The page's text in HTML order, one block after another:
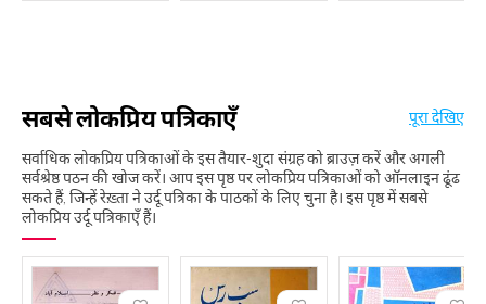
सबसे लोकप्रिय पत्रिकाएँ
सर्वाधिक लोकप्रिय पत्रिकाओं के इस तैयार-शुदा संग्रह को ब्राउज़ करें और अगली
सर्वश्रेष्ठ पठन की खोज करें। आप इस पृष्ठ पर लोकप्रिय पत्रिकाओं को ऑनलाइन ढूंढ
सकते हैं, जिन्हें रेख़्ता ने उर्दू पत्रिका के पाठकों के लिए चुना है। इस पृष्ठ में सबसे
लोकप्रिय उर्दू पत्रिकाएँ हैं।
पूरा देखिए